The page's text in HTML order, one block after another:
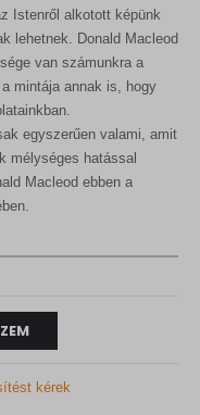
Istenről alkotott képünk
lehetnek. Donald Macleod
van számunkra a
mintája annak is, hogy
egyszerűen valami, amit
mélységes hatással
Macleod ebben a
kérek